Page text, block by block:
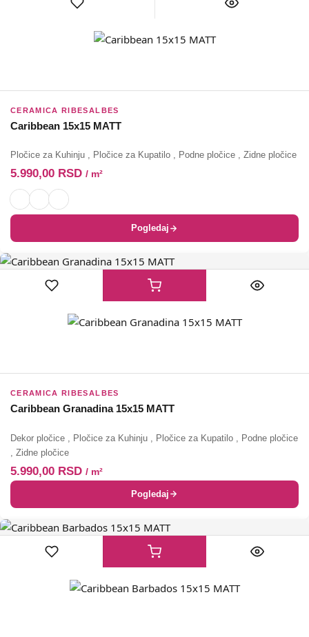
CERAMICA RIBESALBES
Caribbean 15x15 MATT
Pločice za Kuhinju , Pločice za Kupatilo , Podne pločice , Zidne pločice
5.990,00 RSD / m²
Pogledaj
CERAMICA RIBESALBES
Caribbean Granadina 15x15 MATT
Dekor pločice Pločice za Kuhinju Pločice za Kupatilo
Podne pločice
Zidne pločice
5.990,00 RSD / m²
Pogledaj